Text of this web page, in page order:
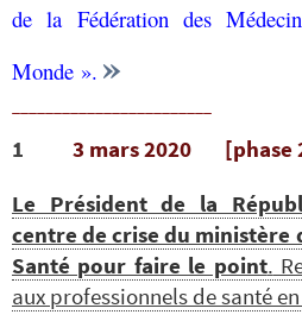
de la Fédération des
Monde ». »
1
3 mars 2020 [phase
Le Président de la
centre de crise du ministère
Santé pour faire le point.
aux professionnels de santé